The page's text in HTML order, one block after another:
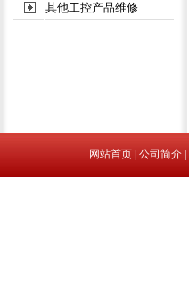
其他工控产品维修
网站首页| 公司简介|